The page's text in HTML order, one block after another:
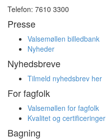
Telefon: 7610 3300
Presse
Valsemøllen billedbank
Nyheder
Nyhedsbreve
Tilmeld nyhedsbrev her
For fagfolk
Valsemøllen for fagfolk
Kvalitet og certificeringer
Bagning